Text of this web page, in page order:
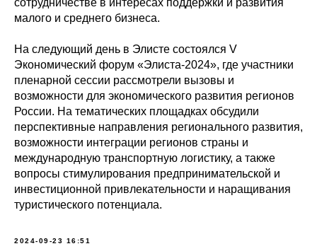
сотрудничестве в интересах поддержки и развития
малого и среднего бизнеса.
На следующий день в Элисте состоялся V
Экономический форум «Элиста-2024», где участники
пленарной сессии рассмотрели вызовы и
возможности для экономического развития регионов
России. На тематических площадках обсудили
перспективные направления регионального развития,
возможности интеграции регионов страны и
международную транспортную логистику, а также
вопросы стимулирования предпринимательской и
инвестиционной привлекательности и наращивания
туристического потенциала.
2024-09-23 16:51